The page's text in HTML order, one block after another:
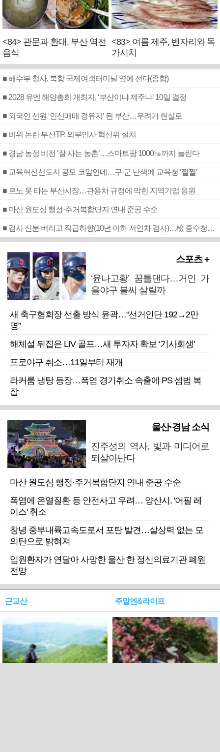
<84> 관문과 환대, 부산 역전
음식
<83> 여름 제주, 벤자리와 독
가시치
■ 해수부 청사, 북항 국제여객터미널 옆에 선다(종합)
■ 2028 유엔 해양총회 개최지, ‘부산이냐 제주냐’ 10일 결정
■ 외국인 선원 ‘인신매매 경유지’ 된 부산…우려가 현실로
■ 비위 논란 부산TP, 외부인사 혁신위 설치
■ 경남 농정 비전 ‘잘 사는 농촌’…스마트팜 1000㏊까지 늘린다
■ 교육혁신선도지 공모 코앞인데…구·군 난색에 교육청 ‘쩔쩔’
■ 르노 못 타는 부산시장…관용차 규정에 막힌 지역기업 응원
■ 마산 원도심 행정·주거복합단지 연내 준공 수순
■ 검사 신분 버리고 직급하향(10년 이하 저연차 검사)…檢 중수청행 기피
스포츠 +
‘윤나고황’ 꿈틀댄다…거인 가
을야구 불씨 살릴까
새 축구협회장 선출 방식 윤곽…“선거인단 192→2만
명”
해체설 뒤집은 LIV 골프…새 투자자 확보 ‘기사회생’
프로야구 취소…11일부터 재개
라커룸 냉탕 등장…폭염 경기취소 속출에 PS 셈법 복
잡
울산·경남 소식
진주성의 역사, 빛과 미디어로
되살아난다
마산 원도심 행정·주거복합단지 연내 준공 수순
폭염에 온열질환 등 안전사고 우려… 양산시, '어필 레
이스' 취소
창녕 중부내륙고속도로서 포탄 발견…살상력 없는 모
의탄으로 밝혀져
입원환자가 연달아 사망한 울산 한 정신의료기관 폐원
전망
근교산 주말엔&라이프